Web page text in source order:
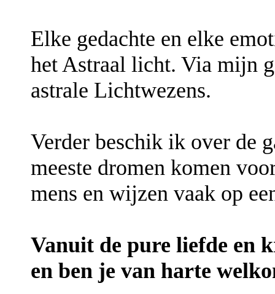
Elke gedachte en elke
het Astraal licht. Via mijn
astrale Lichtwezens.
Verder beschik ik over de
meeste dromen komen
mens en wijzen vaak op
Vanuit de pure liefde en
en ben je van harte